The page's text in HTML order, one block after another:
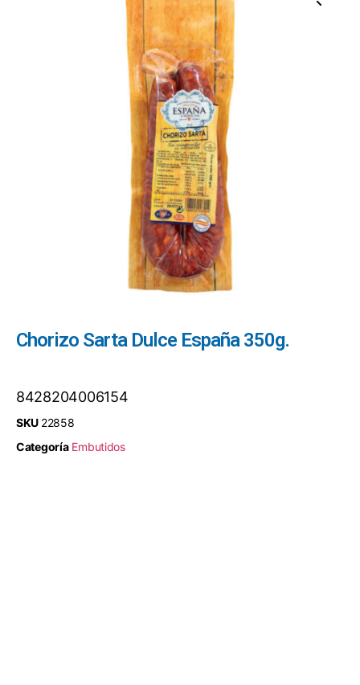
Chorizo Sarta Dulce España 350g.
8428204006154
SKU 22858
Categoría Embutidos